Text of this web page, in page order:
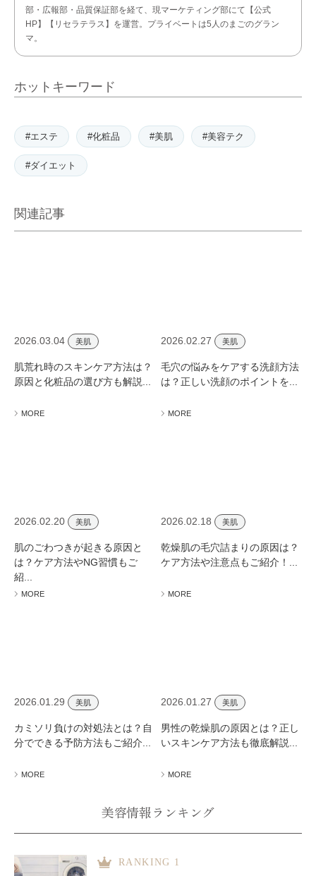
部・広報部・品質保証部を経て、現マーケティング部にて【公式
HP】【リセラテラス】を運営。プライベートは5人のまごのグラン
マ。
ホットキーワード
#エステ #化粧品 #美肌 #美容テク
#ダイエット
関連記事
2026.03.04 美肌
肌荒れ時のスキンケア方法は？
原因と化粧品の選び方も解説...
MORE
2026.02.27 美肌
毛穴の悩みをケアする洗顔方法
は？正しい洗顔のポイントを...
MORE
2026.02.20 美肌
肌のごわつきが起きる原因と
は？ケア方法やNG習慣もご
紹...
MORE
2026.02.18 美肌
乾燥肌の毛穴詰まりの原因は？
ケア方法や注意点もご紹介！...
MORE
2026.01.29 美肌
カミソリ負けの対処法とは？自
分でできる予防方法もご紹介...
MORE
2026.01.27 美肌
男性の乾燥肌の原因とは？正し
いスキンケア方法も徹底解説...
MORE
美容情報ランキング
RANKING 1